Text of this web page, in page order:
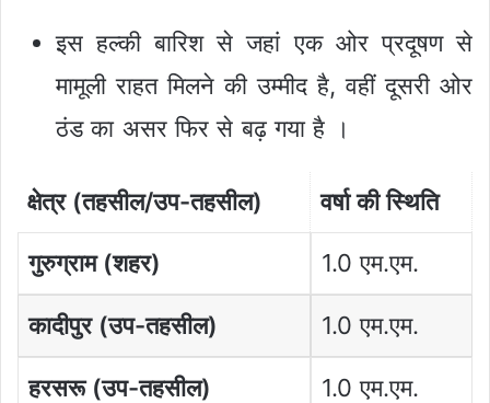
इस हल्की बारिश से जहां एक ओर प्रदूषण से
मामूली राहत मिलने की उम्मीद है, वहीं दूसरी ओर
ठंड का असर फिर से बढ़ गया है ।
क्षेत्र (तहसील/उप-तहसील) वर्षा की स्थिति
गुरुग्राम (शहर) 1.0 एम.एम.
कादीपुर (उप-तहसील) 1.0 एम.एम.
हरसरू (उप-तहसील) 1.0 एम.एम.